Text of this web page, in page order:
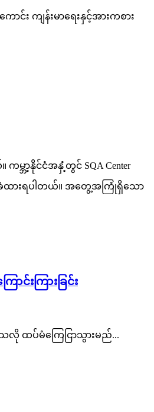
င်း ကျန်းမာရေးနှင့်အားကစား
ဘာ့နိုင်ငံအနှံ့တွင် SQA Center
ထားရပါတယ်။ အတွေ့အကြုံရှိသော
းကြားခြင်း
သလို ထပ်မံကြေငြာသွားမည်...